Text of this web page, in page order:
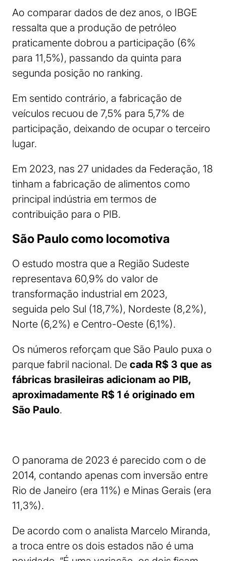
Ao comparar dados de dez anos, o IBGE
ressalta que a produção de petróleo
praticamente dobrou a participação (6%
para 11,5%), passando da quinta para
segunda posição no ranking.
Em sentido contrário, a fabricação de
veículos recuou de 7,5% para 5,7% de
participação, deixando de ocupar o terceiro
lugar.
Em 2023, nas 27 unidades da Federação, 18
tinham a fabricação de alimentos como
principal indústria em termos de
contribuição para o PIB.
São Paulo como locomotiva
O estudo mostra que a Região Sudeste
representava 60,9% do valor de
transformação industrial em 2023,
seguida pelo Sul (18,7%), Nordeste (8,2%),
Norte (6,2%) e Centro-Oeste (6,1%).
Os números reforçam que São Paulo puxa o
parque fabril nacional. De cada R$ 3 que as
fábricas brasileiras adicionam ao PIB,
aproximadamente R$ 1 é originado em
São Paulo.
O panorama de 2023 é parecido com o de
2014, contando apenas com inversão entre
Rio de Janeiro (era 11%) e Minas Gerais (era
11,3%).
De acordo com o analista Marcelo Miranda,
a troca entre os dois estados não é uma